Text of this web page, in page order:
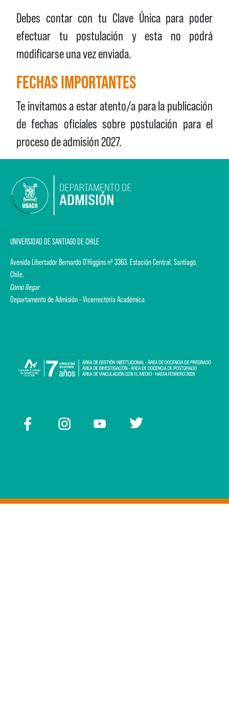
Debes contar con tu Clave Única para poder
efectuar tu postulación y esta no podrá
modificarse una vez enviada.
FECHAS IMPORTANTES
Te invitamos a estar atento/a para la publicación
de fechas oficiales sobre postulación para el
proceso de admisión 2027.
UNIVERSIDAD DE SANTIAGO DE CHILE
Avenida Libertador Bernardo O'Higgins nº 3363. Estación Central. Santiago.
Chile.
Como llegar
Departamento de Admisión - Vicerrectoría Académica